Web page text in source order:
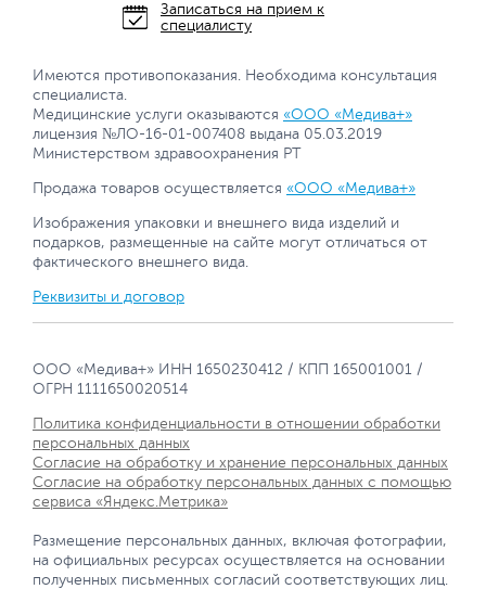
Записаться на прием к
специалисту
Имеются противопоказания. Необходима консультация
специалиста.
Медицинские услуги оказываются «ООО «Медива+»
лицензия №ЛО-16-01-007408 выдана 05.03.2019
Министерством здравоохранения РТ
Продажа товаров осуществляется «ООО «Медива+»
Изображения упаковки и внешнего вида изделий и
подарков, размещенные на сайте могут отличаться от
фактического внешнего вида.
Реквизиты и договор
ООО «Медива+» ИНН 1650230412 / КПП 165001001 /
ОГРН 1111650020514
Политика конфиденциальности в отношении обработки
персональных данных
Согласие на обработку и хранение персональных данных
Согласие на обработку персональных данных с помощью
сервиса «Яндекс.Метрика»
Размещение персональных данных, включая фотографии,
на официальных ресурсах осуществляется на основании
полученных письменных согласий соответствующих лиц.